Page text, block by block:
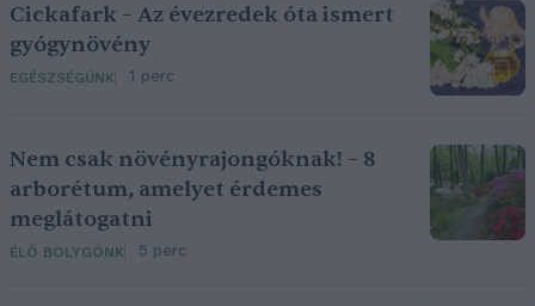
Cickafark – Az évezredek óta ismert
gyógynövény
EGÉSZSÉGÜNK 1 perc
Nem csak növényrajongóknak! – 8
arborétum, amelyet érdemes
meglátogatni
ÉLŐ BOLYGÓNK 5 perc